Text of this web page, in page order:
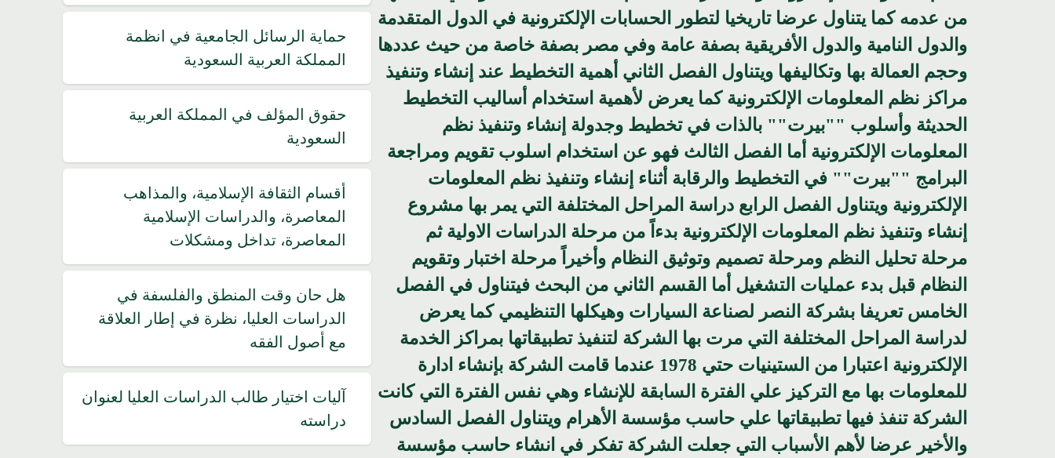
من عدمه كما يتناول عرضا تاريخيا لتطور الحسابات الإلكترونية في الدول المتقدمة
والدول النامية والدول الأفريقية بصفة عامة وفي مصر بصفة خاصة من حيث عددها
وحجم العمالة بها وتكاليفها ويتناول الفصل الثاني أهمية التخطيط عند إنشاء وتنفيذ
مراكز نظم المعلومات الإلكترونية كما يعرض لأهمية استخدام أساليب التخطيط
الحديثة وأسلوب ""بيرت"" بالذات في تخطيط وجدولة إنشاء وتنفيذ نظم
المعلومات الإلكترونية أما الفصل الثالث فهو عن استخدام اسلوب تقويم ومراجعة
البرامج ""بيرت"" في التخطيط والرقابة أثناء إنشاء وتنفيذ نظم المعلومات
الإلكترونية ويتناول الفصل الرابع دراسة المراحل المختلفة التي يمر بها مشروع
إنشاء وتنفيذ نظم المعلومات الإلكترونية بدءاً من مرحلة الدراسات الاولية ثم
مرحلة تحليل النظم ومرحلة تصميم وتوثيق النظام وأخيراً مرحلة اختبار وتقويم
النظام قبل بدء عمليات التشغيل أما القسم الثاني من البحث فيتناول في الفصل
الخامس تعريفا بشركة النصر لصناعة السيارات وهيكلها التنظيمي كما يعرض
لدراسة المراحل المختلفة التي مرت بها الشركة لتنفيذ تطبيقاتها بمراكز الخدمة
الإلكترونية اعتبارا من الستينيات حتي 1978 عندما قامت الشركة بإنشاء ادارة
للمعلومات بها مع التركيز علي الفترة السابقة للإنشاء وهي نفس الفترة التي كانت
الشركة تنفذ فيها تطبيقاتها علي حاسب مؤسسة الأهرام ويتناول الفصل السادس
والأخير عرضا لأهم الأسباب التي جعلت الشركة تفكر في انشاء حاسب مؤسسة
حماية الرسائل الجامعية في انظمة
المملكة العربية السعودية
حقوق المؤلف في المملكة العربية
السعودية
أقسام الثقافة الإسلامية، والمذاهب
المعاصرة، والدراسات الإسلامية
المعاصرة، تداخل ومشكلات
هل حان وقت المنطق والفلسفة في
الدراسات العليا، نظرة في إطار العلاقة
مع أصول الفقه
آليات اختيار طالب الدراسات العليا لعنوان
دراسته